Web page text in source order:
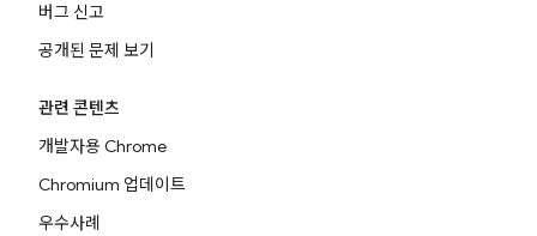
버그 신고
공개된 문제 보기
관련 콘텐츠
개발자용 Chrome
Chromium 업데이트
우수사례